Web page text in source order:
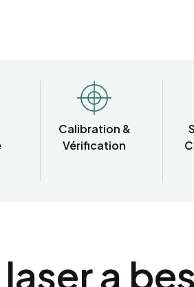
Calibration &
Vérification
a